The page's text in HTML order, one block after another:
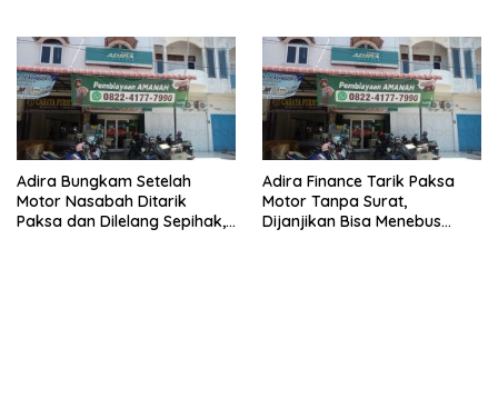
Adira Bungkam Setelah
Motor Nasabah Ditarik
Paksa dan Dilelang Sepihak,
Adira Finance Tarik Paksa
Motor Tanpa Surat,
Dijanjikan Bisa Menebus